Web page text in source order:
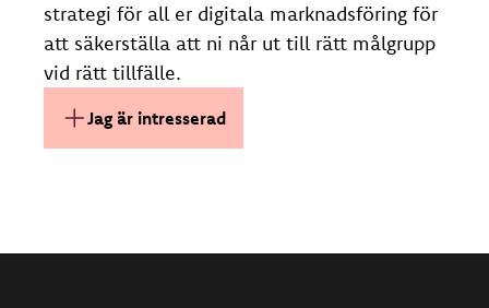
strategi för all er digitala marknadsföring för
att säkerställa att ni når ut till rätt målgrupp
vid rätt tillfälle.
Jag är intresseradJag är intresserad av Strategi.